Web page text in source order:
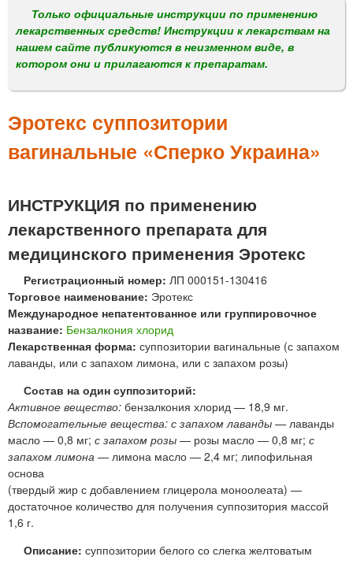
м
е
н
Только официальные инструкции по применению
лекарственных средств! Инструкции к лекарствам на
нашем сайте публикуются в неизменном виде, в
котором они и прилагаются к препаратам.
Эротекс суппозитории
вагинальные «Сперко Украина»
ИНСТРУКЦИЯ по применению
лекарственного препарата для
медицинского применения Эротекс
Регистрационный номер: ЛП 000151-130416
Торговое наименование: Эротекс
Международное непатентованное или группировочное
название: Бензалкония хлорид
Лекарственная форма: суппозитории вагинальные (с запахом
лаванды, или с запахом лимона, или с запахом розы)
Состав на один суппозиторий:
Активное вещество: бензалкония хлорид — 18,9 мг.
Вспомогательные вещества: с запахом лаванды — лаванды
масло — 0,8 мг; с запахом розы — розы масло — 0,8 мг; с
запахом лимона — лимона масло — 2,4 мг; липофильная
основа
(твердый жир с добавлением глицерола моноолеата) —
достаточное количество для получения суппозитория массой
1,6 г.
Описание: суппозитории белого со слегка желтоватым